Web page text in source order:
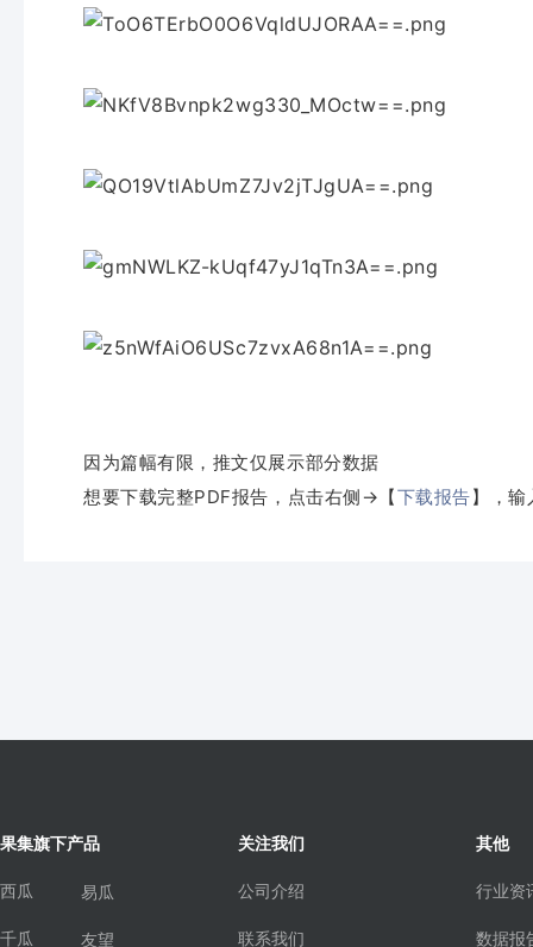
因为篇幅有限，推文仅展示部分数据
想要下载完整PDF报告，点击右侧→【下载报告】，输
果集旗下产品
西瓜
千瓜
易瓜
友望
关注我们
公司介绍
联系我们
其他
行业资
数据报